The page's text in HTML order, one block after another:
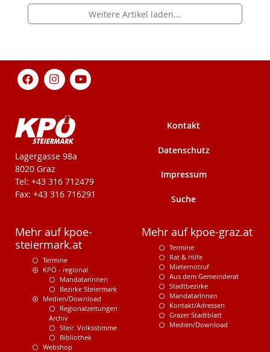
Weitere Artikel laden...
KPÖ-Steiermark
Lagergasse 98a
8020 Graz
Tel: +43 316 712479
Fax: +43 316 716291
Kontakt
Datenschutz
Impressum
Suche
Mehr auf kpoe-
steiermark.at
Termine
KPÖ - regional
Mandatarinnen
Bezirke Steiermark
Medien/Download
Regionalzeitungen
Archiv
Steir. Volksstimme
Bibliothek
Webshop
Mehr auf kpoe-graz.at
Termine
Rat & Hilfe
Mieternotruf
Aus dem Gemeinderat
Stadtbezirke
MandatarInnen
Kontakt/Adressen
Grazer Stadtblatt
Medien/Download